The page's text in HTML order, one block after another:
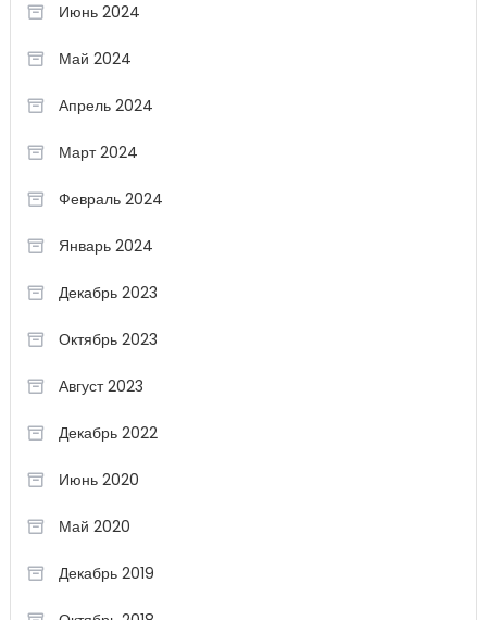
Июнь 2024
Май 2024
Апрель 2024
Март 2024
Февраль 2024
Январь 2024
Декабрь 2023
Октябрь 2023
Август 2023
Декабрь 2022
Июнь 2020
Май 2020
Декабрь 2019